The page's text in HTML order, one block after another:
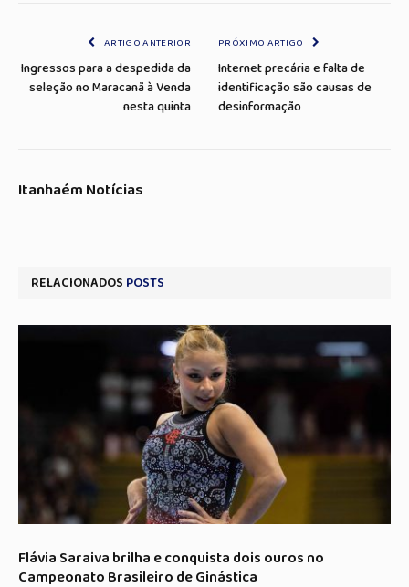
ARTIGO ANTERIOR
Ingressos para a despedida da
seleção no Maracanã à Venda
nesta quinta
PRÓXIMO ARTIGO
Internet precária e falta de
identificação são causas de
desinformação
Itanhaém Notícias
RELACIONADOS POSTS
Flávia Saraiva brilha e conquista dois ouros no
Campeonato Brasileiro de Ginástica